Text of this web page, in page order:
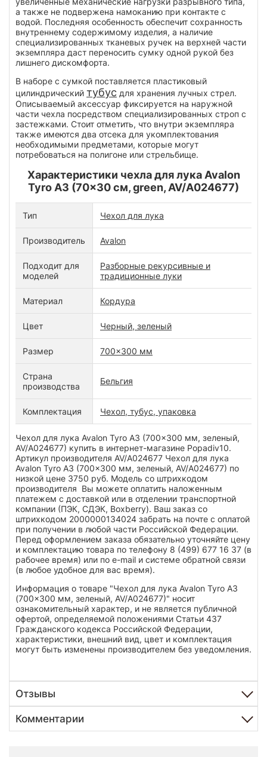
а также не подвержена намоканию при контакте с
водой. Последняя особенность обеспечит сохранность
внутреннему содержимому изделия, а наличие
специализированных тканевых ручек на верхней части
экземпляра даст переносить сумку одной рукой без
лишнего дискомфорта.
В наборе с сумкой поставляется пластиковый
цилиндрический тубус для хранения лучных стрел.
Описываемый аксессуар фиксируется на наружной
части чехла посредством специализированных строп с
застежками. Стоит отметить, что внутри экземпляра
также имеются два отсека для укомплектования
необходимыми предметами, которые могут
потребоваться на полигоне или стрельбище.
Характеристики чехла для лука Avalon
Tyro A3 (70x30 см, green, AV/A024677)
Тип Чехол для лука
Производитель Avalon
Подходит для
моделей
Разборные рекурсивные и
традиционные луки
Материал Кордура
Цвет Черный, зеленый
Размер 700x300 мм
Страна
производства
Бельгия
Комплектация Чехол, тубус, упаковка
Чехол для лука Avalon Tyro A3 (700x300 мм, зеленый,
AV/A024677) купить в интернет-магазине Popadiv10.
Артикул производителя AV/A024677 Чехол для лука
Avalon Tyro A3 (700x300 мм, зеленый, AV/A024677) по
низкой цене 3750 руб. Модель со штрихкодом
производителя Вы можете оплатить наложенным
платежем с доставкой или в отделении транспортной
компании (ПЭК, СДЭК, Boxberry). Ваш заказ со
штрихкодом 2000000134024 забрать на почте с оплатой
при получении в любой части Российской Федерации.
Перед оформлением заказа обязательно уточняйте цену
и комплектацию товара по телефону 8 (499) 677 16 37 (в
рабочее время) или по e-mail и системе обратной связи
(в любое удобное для вас время).
Информация о товаре "Чехол для лука Avalon Tyro A3
(700x300 мм, зеленый, AV/A024677)" носит
ознакомительный характер, и не является публичной
офертой, определяемой положениями Статьи 437
Гражданского кодекса Российской Федерации,
характеристики, внешний вид, цвет и комплектация
могут быть изменены производителем без уведомления.
Отзывы
Комментарии